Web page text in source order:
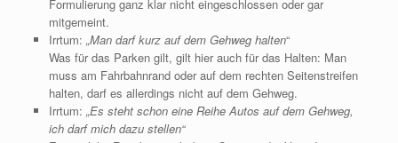
Formulierung ganz klar nicht eingeschlossen oder gar
mitgemeint.
Irrtum: „Man darf kurz auf dem Gehweg halten“
Was für das Parken gilt, gilt hier auch für das Halten: Man
muss am Fahrbahnrand oder auf dem rechten Seitenstreifen
halten, darf es allerdings nicht auf dem Gehweg.
Irrtum: „Es steht schon eine Reihe Autos auf dem Gehweg,
ich darf mich dazu stellen“